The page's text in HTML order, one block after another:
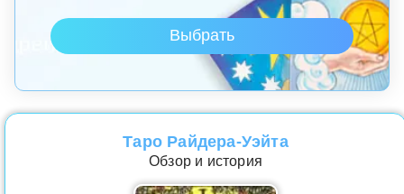
Таро Райдера-Уэйта
Обзор и история